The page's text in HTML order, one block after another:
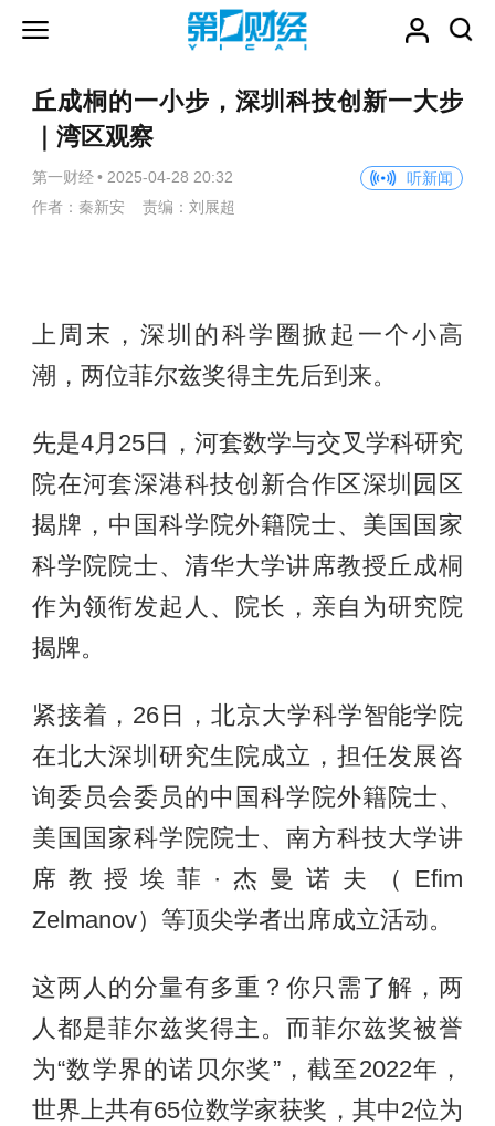
丘成桐的一小步，深圳科技创新一大步
｜湾区观察
第一财经 • 2025-04-28 20:32
听新闻
作者：秦新安 责编：刘展超
上周末，深圳的科学圈掀起一个小高
潮，两位菲尔兹奖得主先后到来。
先是4月25日，河套数学与交叉学科研究
院在河套深港科技创新合作区深圳园区
揭牌，中国科学院外籍院士、美国国家
科学院院士、清华大学讲席教授丘成桐
作为领衔发起人、院长，亲自为研究院
揭牌。
紧接着，26日，北京大学科学智能学院
在北大深圳研究生院成立，担任发展咨
询委员会委员的中国科学院外籍院士、
美国国家科学院院士、南方科技大学讲
席教授埃菲·杰曼诺夫（Efim
Zelmanov）等顶尖学者出席成立活动。
这两人的分量有多重？你只需了解，两
人都是菲尔兹奖得主。而菲尔兹奖被誉
为“数学界的诺贝尔奖”，截至2022年，
世界上共有65位数学家获奖，其中2位为